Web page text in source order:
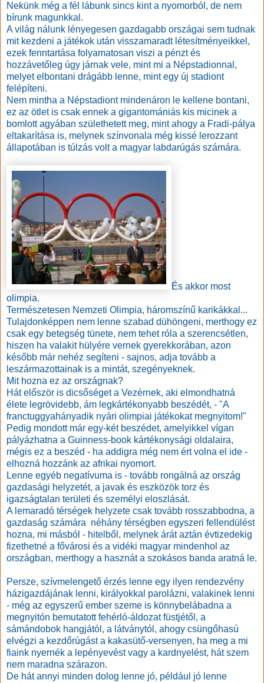
Nekünk még a fél lábunk sincs kint a nyomorból, de nem
bírunk magunkkal.
A világ nálunk lényegesen gazdagabb országai sem tudnak
mit kezdeni a játékok után visszamaradt létesítményeikkel,
ezek fenntartása folyamatosan viszi a pénzt és
hozzávetőleg úgy járnak vele, mint mi a Népstadionnal,
melyet elbontani drágább lenne, mint egy új stadiont
felépíteni.
Nem mintha a Népstadiont mindenáron le kellene bontani,
ez az ötlet is csak ennek a gigantomániás kis micinek a
bomlott agyában születhetett meg, mint ahogy a Fradi-pálya
eltakarítása is, melynek színvonala még kissé lerozzant
állapotában is túlzás volt a magyar labdarúgás számára.
És akkor most
olimpia.
Természetesen Nemzeti Olimpia, háromszínű karikákkal...
Tulajdonképpen nem lenne szabad dühöngeni, merthogy ez
csak egy betegség tünete, nem tehet róla a szerencsétlen,
hiszen ha valakit hülyére vernek gyerekkorában, azon
később már nehéz segíteni - sajnos, adja tovább a
leszármazottainak is a mintát, szegényeknek.
Mit hozna ez az országnak?
Hát először is dicsőséget a Vezérnek, aki elmondhatná
élete legrövidebb, ám legkártékonyabb beszédét, - "A
franctuggyahányadik nyári olimpiai játékokat megnyitom!"
Pedig mondott már egy-két beszédet, amelyikkel vígan
pályázhatna a Guinness-book kártékonysági oldalaira,
mégis ez a beszéd - ha addigra még nem ért volna el ide -
elhozná hozzánk az afrikai nyomort.
Lenne egyéb negatívuma is - tovább rongálná az ország
gazdasági helyzetét, a javak és eszközök torz és
igazságtalan területi és személyi eloszlását.
A lemaradó térségek helyzete csak tovább rosszabbodna, a
gazdaság számára néhány térségben egyszeri fellendülést
hozna, mi másból - hitelből, melynek árát aztán évtizedekig
fizethetné a fővárosi és a vidéki magyar mindenhol az
országban, merthogy a hasznát a szokásos banda aratná le.
Persze, szívmelengető érzés lenne egy ilyen rendezvény
házigazdájának lenni, királyokkal parolázni, valakinek lenni
- még az egyszerű ember szeme is könnybelábadna a
megnyitón bemutatott fehérló-áldozat füstjétől, a
sámándobok hangjától, a látványtól, ahogy csüngőhasú
elvégzi a kezdőrúgást a kakasütő-versenyen, ha meg a mi
fiaink nyernék a lepényevést vagy a kardnyelést, hát szem
nem maradna szárazon.
De hát annyi minden dolog lenne jó, például jó lenne